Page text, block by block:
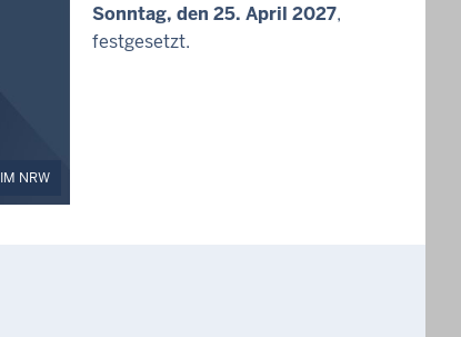
IM NRW
Sonntag, den 25. April 2027,
festgesetzt.